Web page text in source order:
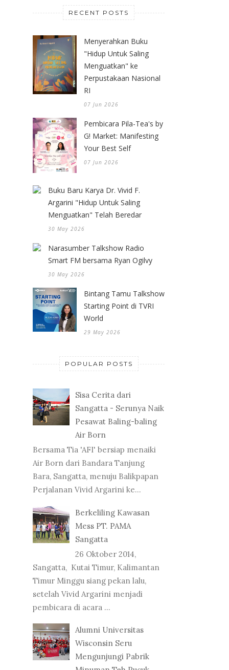
RECENT POSTS
Menyerahkan Buku
"Hidup Untuk Saling
Menguatkan" ke
Perpustakaan Nasional
RI
07 Jun 2026
Pembicara Pila-Tea's by
G! Market: Manifesting
Your Best Self
07 Jun 2026
Buku Baru Karya Dr. Vivid F.
Argarini "Hidup Untuk Saling
Menguatkan" Telah Beredar
30 May 2026
Narasumber Talkshow Radio
Smart FM bersama Ryan Ogilvy
30 May 2026
Bintang Tamu Talkshow
Starting Point di TVRI
World
29 May 2026
POPULAR POSTS
Sisa Cerita dari
Sangatta - Serunya Naik
Pesawat Baling-baling
Air Born
Bersama Tia 'AFI' bersiap menaiki
Air Born dari Bandara Tanjung
Bara, Sangatta, menuju Balikpapan
Perjalanan Vivid Argarini ke...
Berkeliling Kawasan
Mess PT. PAMA
Sangatta
26 Oktober 2014,
Sangatta, Kutai Timur, Kalimantan
Timur Minggu siang pekan lalu,
setelah Vivid Argarini menjadi
pembicara di acara ...
Alumni Universitas
Wisconsin Seru
Mengunjungi Pabrik